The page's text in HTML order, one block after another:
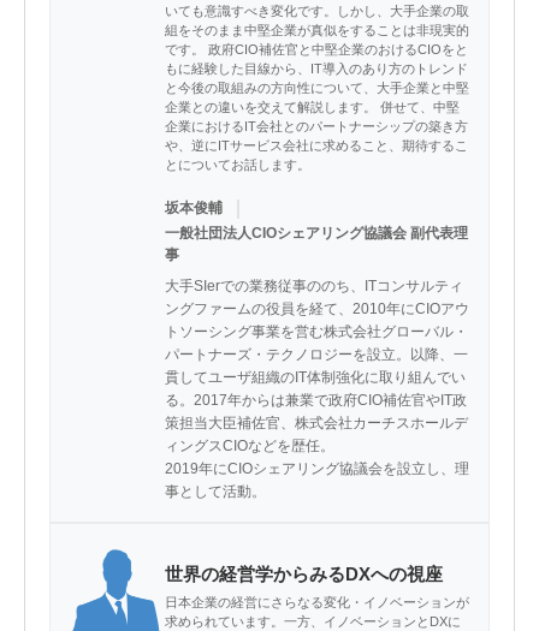
いても意識すべき変化です。しかし、大手企業の取
組をそのまま中堅企業が真似をすることは非現実的
です。 政府CIO補佐官と中堅企業のおけるCIOをと
もに経験した目線から、IT導入のあり方のトレンド
と今後の取組みの方向性について、大手企業と中堅
企業との違いを交えて解説します。 併せて、中堅
企業におけるIT会社とのパートナーシップの築き方
や、逆にITサービス会社に求めること、期待するこ
とについてお話します。
坂本俊輔
一般社団法人CIOシェアリング協議会 副代表理
事
大手SIerでの業務従事ののち、ITコンサルティ
ングファームの役員を経て、2010年にCIOアウ
トソーシング事業を営む株式会社グローバル・
パートナーズ・テクノロジーを設立。以降、一
貫してユーザ組織のIT体制強化に取り組んでい
る。2017年からは兼業で政府CIO補佐官やIT政
策担当大臣補佐官、株式会社カーチスホールデ
ィングスCIOなどを歴任。
2019年にCIOシェアリング協議会を設立し、理
事として活動。
世界の経営学からみるDXへの視座
日本企業の経営にさらなる変化・イノベーションが
求められています。一方、イノベーションとDXに